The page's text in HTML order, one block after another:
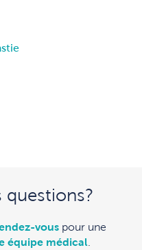
questions?
vouspour une
équipe médical.